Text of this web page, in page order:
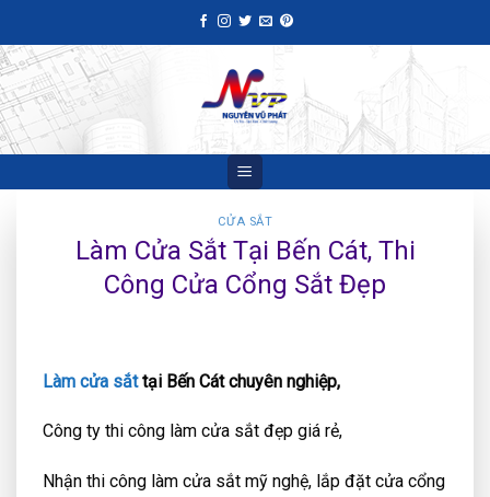
to
content
CỬA SẮT
Làm Cửa Sắt Tại Bến Cát, Thi
Công Cửa Cổng Sắt Đẹp
Làm cửa sắttại Bến Cát chuyên nghiệp,
Công ty thi công làm cửa sắt đẹp giá rẻ,
Nhận thi công làm cửa sắt mỹ nghệ, lắp đặt cửa cổng